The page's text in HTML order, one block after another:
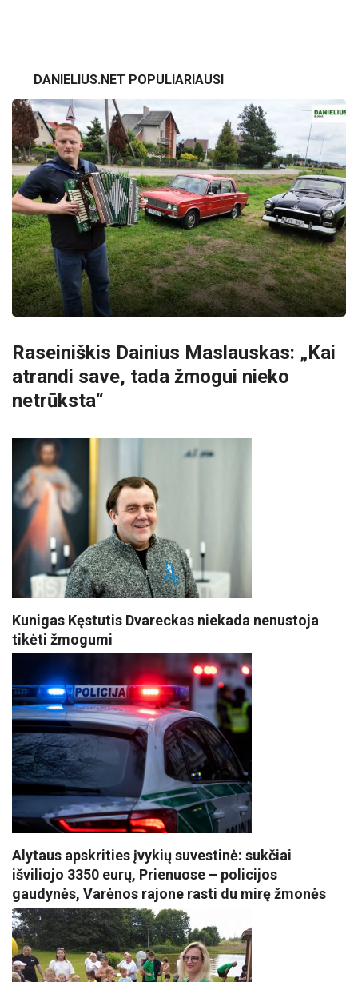
DANIELIUS.NET POPULIARIAUSI
Raseiniškis Dainius Maslauskas: „Kai
atrandi save, tada žmogui nieko
netrūksta“
Kunigas Kęstutis Dvareckas niekada nenustoja
tikėti žmogumi
Alytaus apskrities įvykių suvestinė: sukčiai
išviliojo 3350 eurų, Prienuose – policijos
gaudynės, Varėnos rajone rasti du mirę žmonės